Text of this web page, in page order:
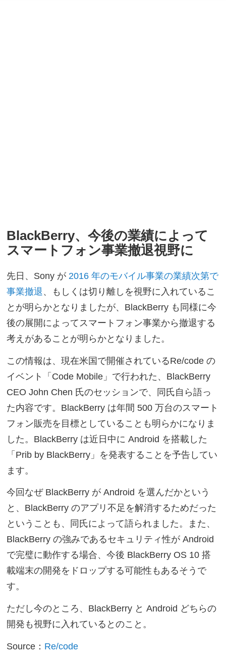
BlackBerry、今後の業績によって
スマートフォン事業撤退視野に
先日、Sony が 2016 年のモバイル事業の業績次第で
事業撤退 、もしくは切り離しを視野に入れているこ
とが明らかとなりましたが、BlackBerry も同様に今
後の展開によってスマートフォン事業から撤退する
考えがあることが明らかとなりました。
この情報は、現在米国で開催されているRe/code の
イベント「Code Mobile」で行われた、BlackBerry
CEO John Chen 氏のセッションで、同氏自ら語っ
た内容です。BlackBerry は年間 500 万台のスマート
フォン販売を目標としていることも明らかになりま
した。BlackBerry は近日中に Android を搭載した
「Prib by BlackBerry」を発表することを予告してい
ます。
今回なぜ BlackBerry が Android を選んだかという
と、BlackBerry のアプリ不足を解消するためだった
ということも、同氏によって語られました。また、
BlackBerry の強みであるセキュリティ性が Android
で完璧に動作する場合、今後 BlackBerry OS 10 搭
載端末の開発をドロップする可能性もあるそうで
す。
ただし今のところ、BlackBerry と Android どちらの
開発も視野に入れているとのこと。
Source： Re/code